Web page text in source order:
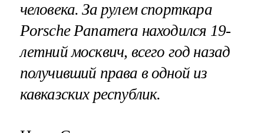
человека. За рулем спорткара
Porsche Panamera находился 19-
летний москвич, всего год назад
получивший права в одной из
кавказских республик.